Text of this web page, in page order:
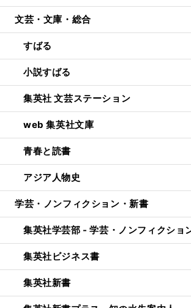
文芸・文庫・総合
すばる
小説すばる
集英社 文芸ステーション
web 集英社文庫
青春と読書
アジア人物史
学芸・ノンフィクション・新書
集英社学芸部 - 学芸・ノンフィクショ
集英社ビジネス書
集英社新書